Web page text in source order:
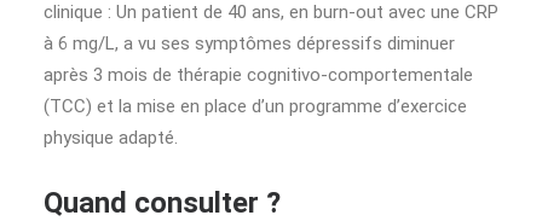
clinique : Un patient de 40 ans, en burn-out avec une CRP
à 6 mg/L, a vu ses symptômes dépressifs diminuer
après 3 mois de thérapie cognitivo-comportementale
(TCC) et la mise en place d’un programme d’exercice
physique adapté.
Quand consulter ?